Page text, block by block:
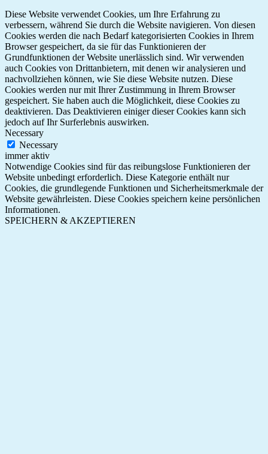
Diese Website verwendet Cookies, um Ihre Erfahrung zu
verbessern, während Sie durch die Website navigieren. Von diesen
Cookies werden die nach Bedarf kategorisierten Cookies in Ihrem
Browser gespeichert, da sie für das Funktionieren der
Grundfunktionen der Website unerlässlich sind. Wir verwenden
auch Cookies von Drittanbietern, mit denen wir analysieren und
nachvollziehen können, wie Sie diese Website nutzen. Diese
Cookies werden nur mit Ihrer Zustimmung in Ihrem Browser
gespeichert. Sie haben auch die Möglichkeit, diese Cookies zu
deaktivieren. Das Deaktivieren einiger dieser Cookies kann sich
jedoch auf Ihr Surferlebnis auswirken.
Necessary
Necessary
immer aktiv
Notwendige Cookies sind für das reibungslose Funktionieren der
Website unbedingt erforderlich. Diese Kategorie enthält nur
Cookies, die grundlegende Funktionen und Sicherheitsmerkmale der
Website gewährleisten. Diese Cookies speichern keine persönlichen
Informationen.
SPEICHERN & AKZEPTIEREN